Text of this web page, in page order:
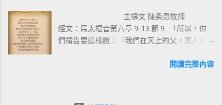
獨十字架的大能才能讓我們改變，也就是神的
智慧與能力，因著耶穌基督，十字架也成為愛
與犧牲的象徵。 一個真正體會耶穌基督救贖
們的十字架，耶穌在十字架上給我們什麼恩典
人就站起來，跳著敬拜讚美 神 】。我相信這人見到人就會大聲
的說：「各位親戚朋友，我本來是瘸腿不能行走的，但我已經
得到醫治了」。 神喜歡我們大大張口，因為祂喜歡我們把內心
實際的表達出來。 神不是不知道我們內心的狀況和遭遇，並不
是祂缺乏而不能給我們，重要的是很多的人，他没有祈求、没
主禱文 陳柔恩牧師
經文：馬太福音第六章 9-13 節 9 「所以，你
們禱告要這樣說：『我們在天上的父，願人都
意行在地上，如同行在天上。 11 我們日用的
閱讀完整內容